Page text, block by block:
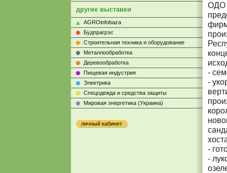
другие выставки
AGROinfobaza
Будпрагрэс
Строительная техника и оборудование
Металлообработка
Деревообработка
Пищевая индустрия
Электрика
Cпецодежда и средства защиты
Мировая энергетика (Украина)
личный кабинет
ОДО
-
-
-
-